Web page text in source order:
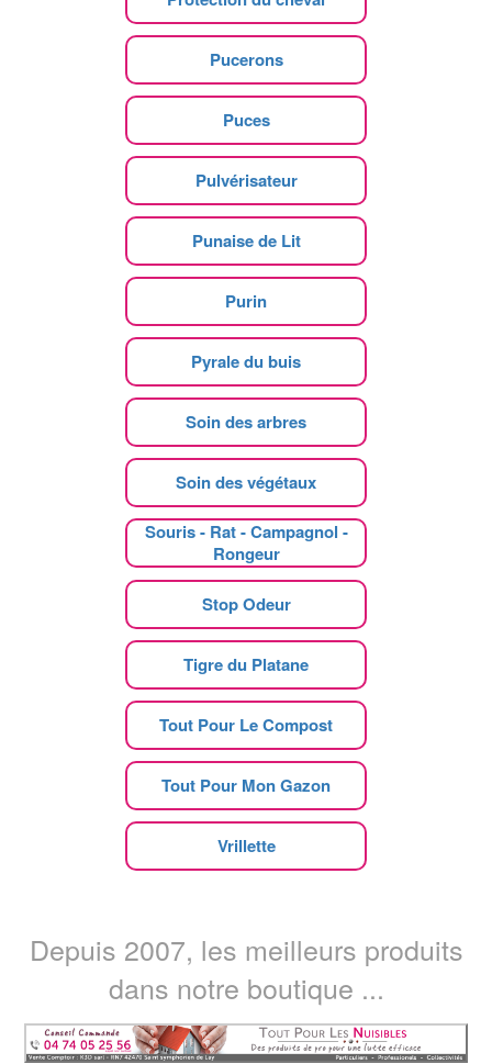
Pucerons
Puces
Pulvérisateur
Punaise de Lit
Purin
Pyrale du buis
Soin des arbres
Soin des végétaux
Souris - Rat - Campagnol -
Rongeur
Stop Odeur
Tigre du Platane
Tout Pour Le Compost
Tout Pour Mon Gazon
Vrillette
Depuis 2007, les meilleurs produits
dans notre boutique ...